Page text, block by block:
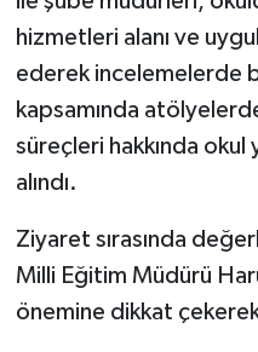
hizmetleri alanı ve
ederek incelemelerde
kapsamında
süreçleri hakkında
alındı.
Ziyaret sırasında
Milli Eğitim Müdürü
önemine dikkat